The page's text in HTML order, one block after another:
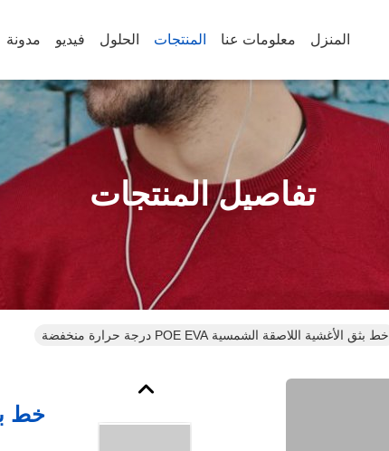
المنزل معلومات عنا المنتجات الحلول فيديو مدونة
تفاصيل المنتجات
خط بثق الأغشية اللاصقة الشمسية POE EVA درجة حرارة منخفضة